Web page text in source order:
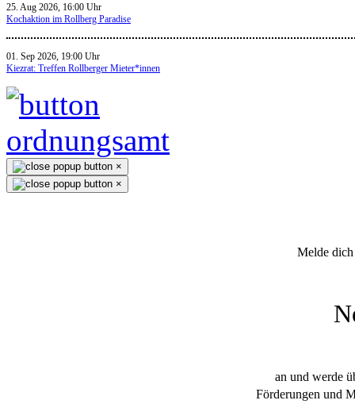
25. Aug 2026, 16:00 Uhr
Kochaktion im Rollberg Paradise
01. Sep 2026, 19:00 Uhr
Kiezrat: Treffen Rollberger Mieter*innen
×
×
Melde
an und werde
Förderungen und